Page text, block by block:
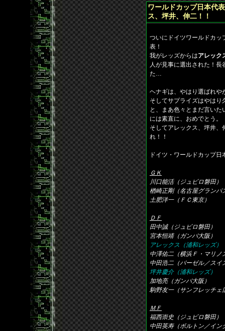
ワールドカップ日本代
ス、坪井、伸二！！
ついにドイツワールドカッ
表！
我がレッズからはアレック
人が見事に選出された！長
た…
ヘナギは、やはり選ばれ
そしてサプライズはやはり
と、まあ色々とまだ言い
には素直に、おめでとう。
そしてアレックス、坪井
れ！！
ドイツ・ワールドカップ
ＧＫ
川口能活（ジュビロ磐田）
楢崎正剛（名古屋グランパ
土肥洋一（ＦＣ東京）
ＤＦ
田中誠（ジュビロ磐田）
宮本恒靖（ガンバ大阪）
アレックス（浦和レッズ）
中澤佑二（横浜Ｆ・マリノ
中田浩二（バーゼル／スイ
坪井慶介（浦和レッズ）
加地亮（ガンバ大阪）
駒野友一（サンフレッチェ
ＭＦ
福西崇史（ジュビロ磐田）
中田英寿（ボルトン／イン